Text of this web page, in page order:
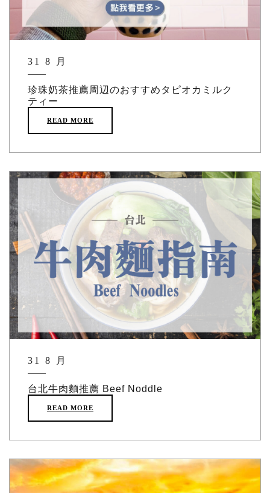
31 8 月
珍珠奶茶推薦周辺のおすすめタピオカミルク
ティー
READ MORE
31 8 月
台北牛肉麵推薦 Beef Noddle
READ MORE